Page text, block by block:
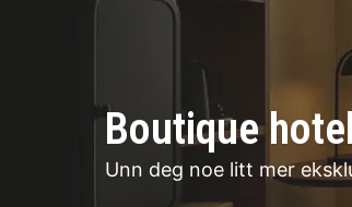
Boutique
Unn deg noe litt mer